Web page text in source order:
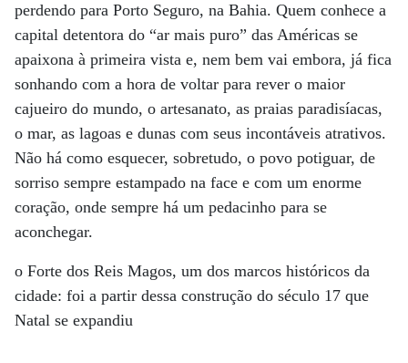
perdendo para Porto Seguro, na Bahia. Quem conhece a
capital detentora do “ar mais puro” das Américas se
apaixona à primeira vista e, nem bem vai embora, já fica
sonhando com a hora de voltar para rever o maior
cajueiro do mundo, o artesanato, as praias paradisíacas,
o mar, as lagoas e dunas com seus incontáveis atrativos.
Não há como esquecer, sobretudo, o povo potiguar, de
sorriso sempre estampado na face e com um enorme
coração, onde sempre há um pedacinho para se
aconchegar.
o Forte dos Reis Magos, um dos marcos históricos da
cidade: foi a partir dessa construção do século 17 que
Natal se expandiu